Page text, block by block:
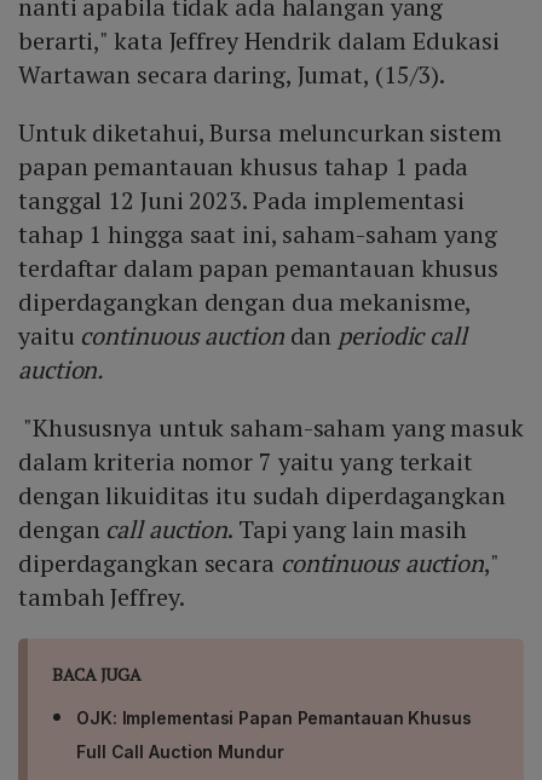
nanti apabila tidak ada halangan yang
berarti," kata Jeffrey Hendrik dalam Edukasi
Wartawan secara daring, Jumat, (15/3).
Untuk diketahui, Bursa meluncurkan sistem
papan pemantauan khusus tahap 1 pada
tanggal 12 Juni 2023. Pada implementasi
tahap 1 hingga saat ini, saham-saham yang
terdaftar dalam papan pemantauan khusus
diperdagangkan dengan dua mekanisme,
yaitu continuous auctiondan periodic call
auction.
"Khususnya untuk saham-saham yang masuk
dalam kriteria nomor 7 yaitu yang terkait
dengan likuiditas itu sudah diperdagangkan
dengan call auction. Tapi yang lain masih
diperdagangkan secara continuous auction,"
tambah Jeffrey.
BACA JUGA
OJK: Implementasi Papan Pemantauan Khusus
Full Call Auction Mundur